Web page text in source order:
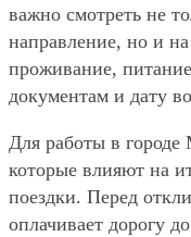
важно смотреть не
направление, но и
проживание,
документам и дату
Для работы в
которые влияют на
поездки. Перед
оплачивает дорогу